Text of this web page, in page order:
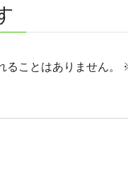
ることはありません。